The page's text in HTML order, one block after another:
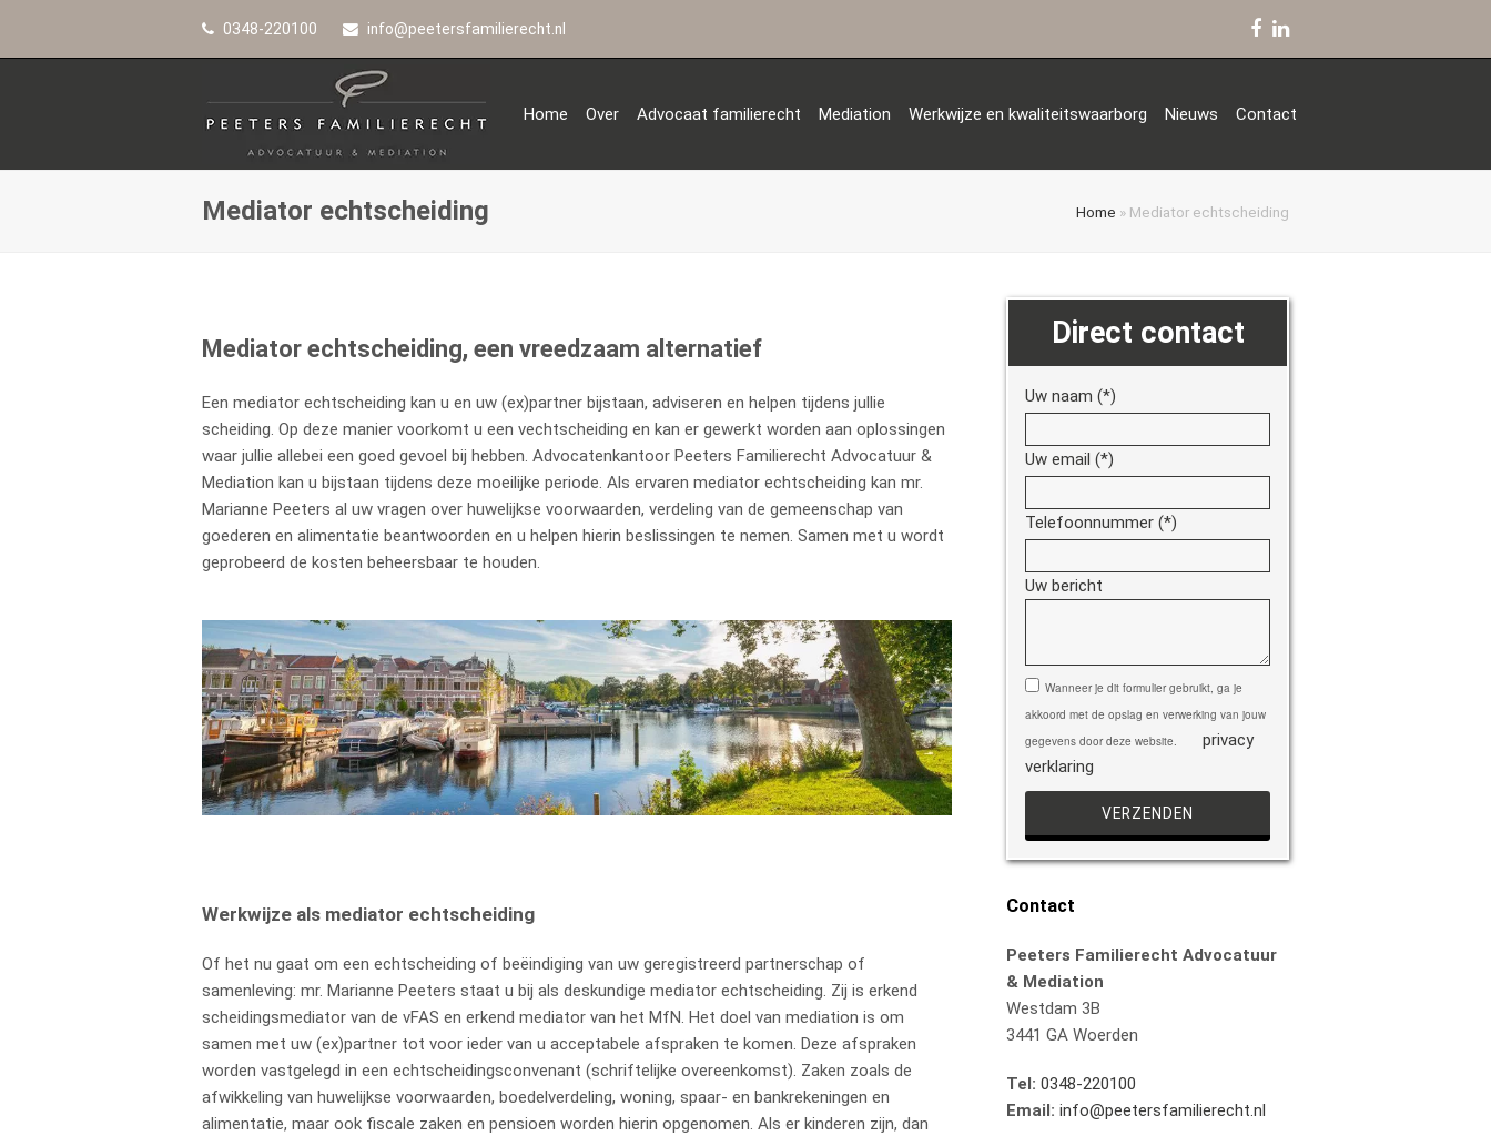
0348-220100 info@peetersfamilierecht.nl Facebook
LinkedIn
Home Over Advocaat familierecht Mediation Werkwijze en kwaliteitswaarborg Nieuws Contact
Mediator echtscheiding Home » Mediator echtscheiding
Mediator echtscheiding, een vreedzaam alternatief
Een mediator echtscheiding kan u en uw (ex)partner bijstaan, adviseren en helpen tijdens jullie
scheiding. Op deze manier voorkomt u een vechtscheiding en kan er gewerkt worden aan oplossingen
waar jullie allebei een goed gevoel bij hebben. Advocatenkantoor Peeters Familierecht Advocatuur &
Mediation kan u bijstaan tijdens deze moeilijke periode. Als ervaren mediator echtscheiding kan mr.
Marianne Peeters al uw vragen over huwelijkse voorwaarden, verdeling van de gemeenschap van
goederen en alimentatie beantwoorden en u helpen hierin beslissingen te nemen. Samen met u wordt
geprobeerd de kosten beheersbaar te houden.
Werkwijze als mediator echtscheiding
Of het nu gaat om een echtscheiding of beëindiging van uw geregistreerd partnerschap of
samenleving: mr. Marianne Peeters staat u bij als deskundige mediator echtscheiding. Zij is erkend
scheidingsmediator van de vFAS en erkend mediator van het MfN. Het doel van mediation is om
samen met uw (ex)partner tot voor ieder van u acceptabele afspraken te komen. Deze afspraken
worden vastgelegd in een echtscheidingsconvenant (schriftelijke overeenkomst). Zaken zoals de
afwikkeling van huwelijkse voorwaarden, boedelverdeling, woning, spaar- en bankrekeningen en
alimentatie, maar ook fiscale zaken en pensioen worden hierin opgenomen. Als er kinderen zijn, dan
Direct contact
Uw naam (*)
Uw email (*)
Telefoonnummer (*)
Uw bericht
Gelieve dit veld leeg te laten.
Wanneer je dit formulier gebruikt, ga je
akkoord met de opslag en verwerking van jouw
gegevens door deze website.
privacy
verklaring
Contact
Peeters Familierecht Advocatuur
& Mediation
Westdam 3B
3441 GA Woerden
Tel: 0348-220100
Email: info@peetersfamilierecht.nl